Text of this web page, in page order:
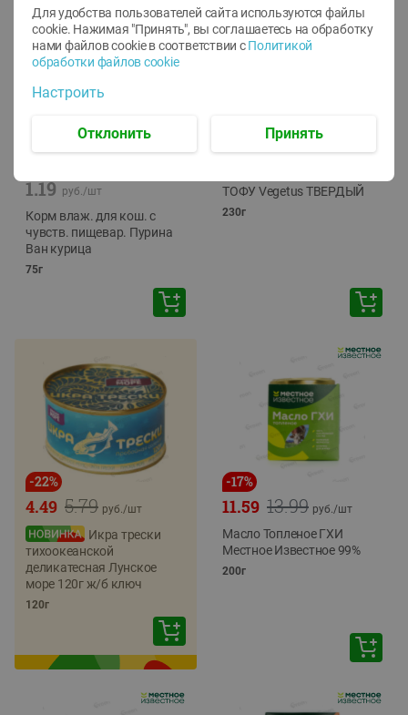
1.19 руб./шт
Корм влаж. для кош. с
чувств. пищевар. Пурина
Ван курица
75г
ТОФУ Vegetus ТВЕРДЫЙ
230г
-22%
5.79
4.49 руб./шт
Икра трески
тихоокеанской
деликатесная Лунское
море 120г ж/б ключ
120г
-17%
13.99
11.59 руб./шт
Масло Топленое ГХИ
Местное Известное 99%
200г
Для удобства пользователей сайта используются файлы
cookie. Нажимая "Принять", вы соглашаетесь на обработку
нами файлов cookie в соответствии с Политикой
обработки файлов cookie
Настроить
Отклонить Принять